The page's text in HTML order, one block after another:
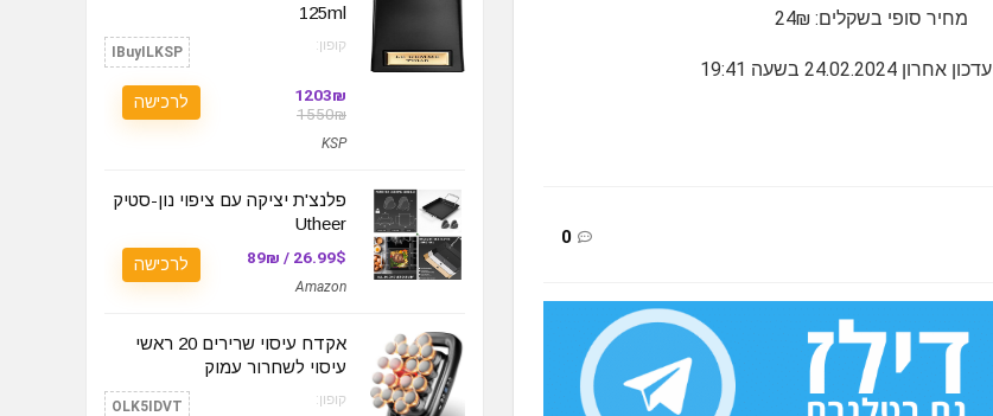
מחיר סופי בשקלים: 24₪
עדכון אחרון 24.02.2024 בשעה 19:41
0
125ml
קופון: IBuyILKSP
1203₪
1550₪
KSP
לרכישה
פלנצ'ת יציקה עם ציפוי נון-סטיק
Utheer
26.99$ / 89₪
Amazon
לרכישה
אקדח עיסוי שרירים 20 ראשי
עיסוי לשחרור עמוק
קופון: OLK5IDVT